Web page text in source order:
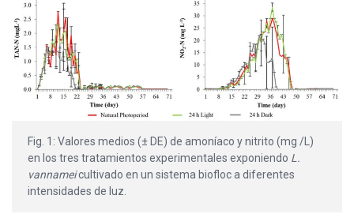
Fig. 1: Valores medios (± DE) de amoníaco y nitrito (mg /L)
en los tres tratamientos experimentales exponiendo L.
vannameicultivado en un sistema biofloc a diferentes
intensidades de luz.